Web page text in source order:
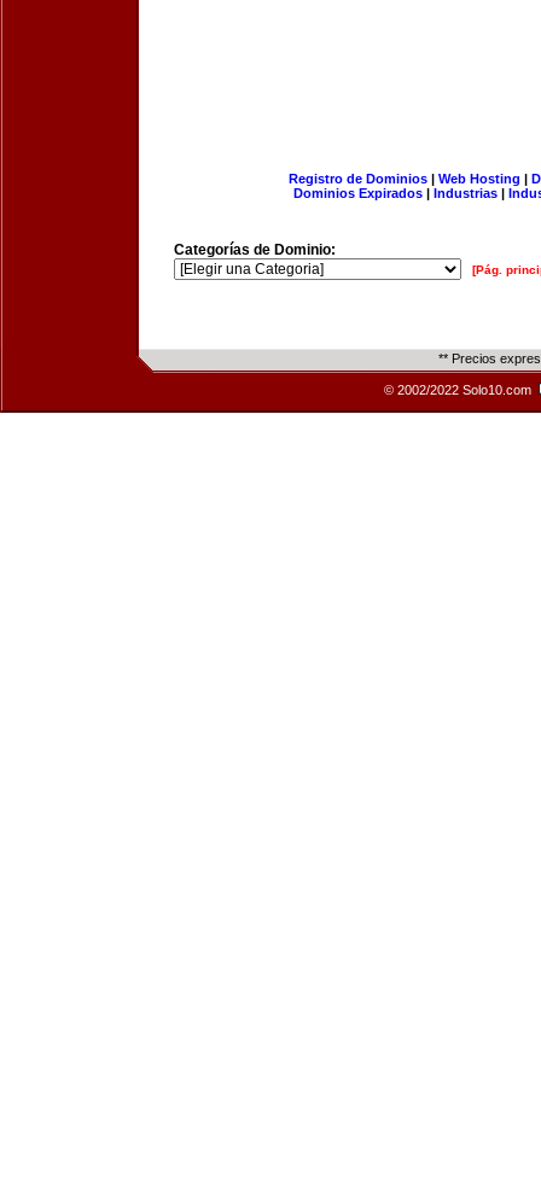
Registro de Dominios| Web Hosting |
Dominios Expirados | Industrias |
Categorías de Dominio:
[Pág.
** Precios
© 2002/2022 Solo10.com